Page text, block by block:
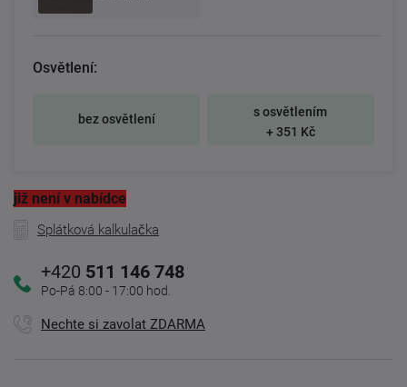
Osvětlení:
bez osvětlení
s osvětlením
+ 351 Kč
již není v nabídce
Splátková kalkulačka
+420 511 146 748
Po-Pá 8:00 - 17:00 hod.
Nechte si zavolat ZDARMA